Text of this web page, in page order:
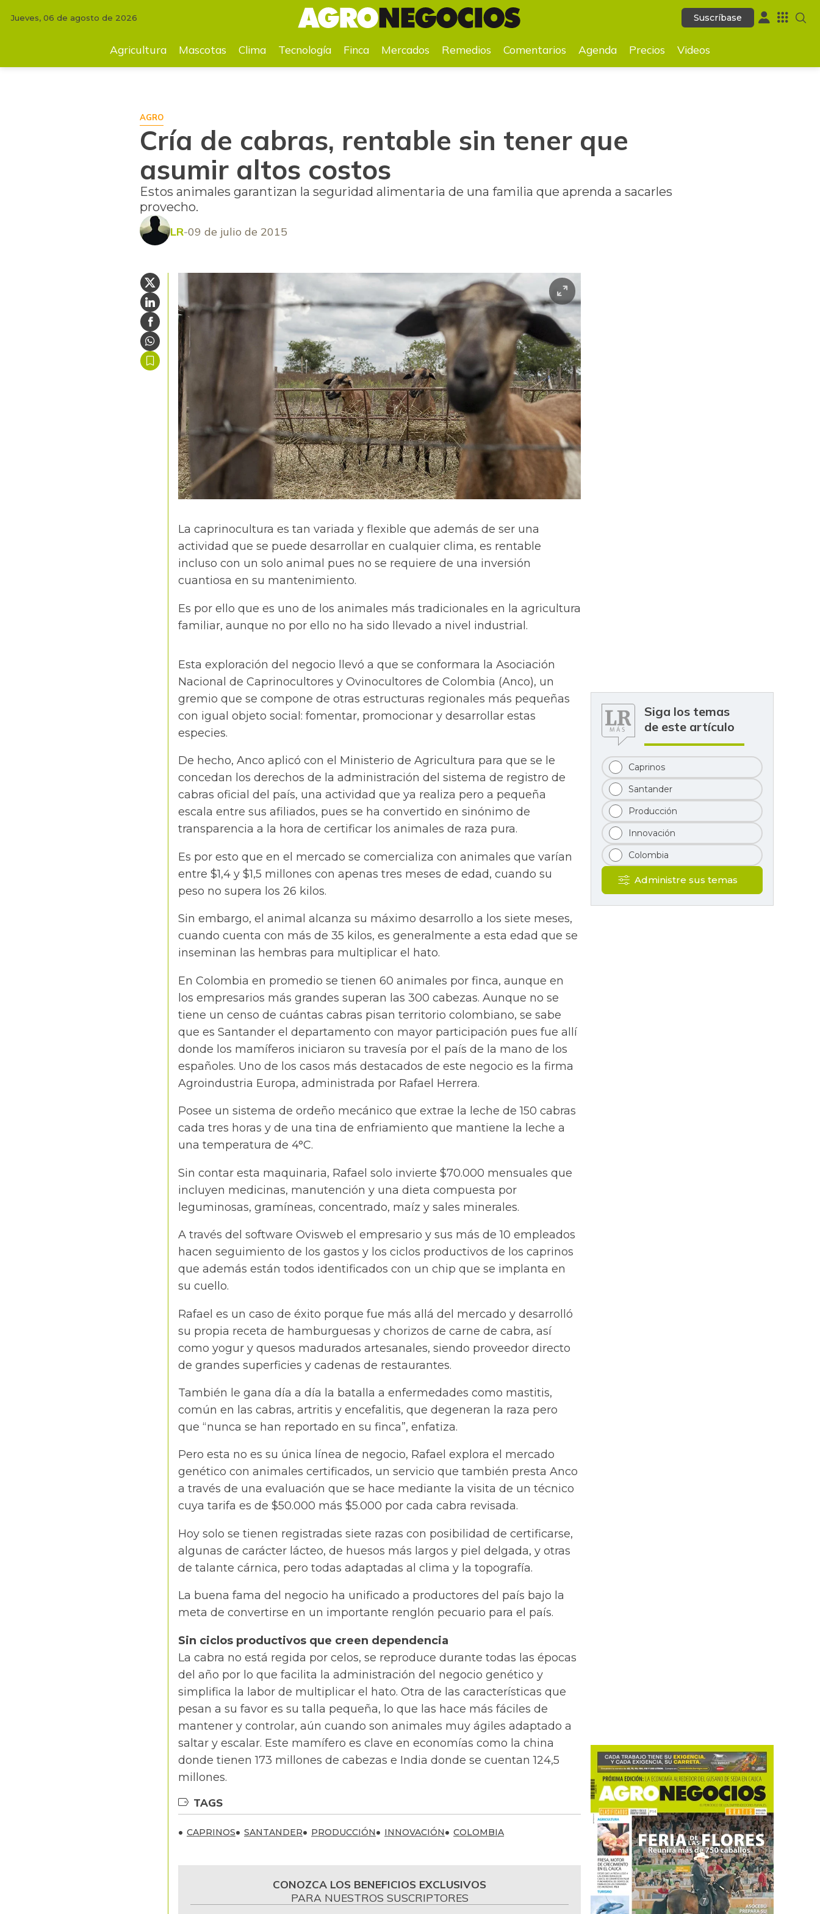
Suscríbase
Cría de cabras, rentable sin tener que asumir altos costos
Jueves, 06 de agosto de 2026 Suscríbase
Agricultura Mascotas Clima Tecnología Finca Mercados Remedios Comentarios Agenda Precios Videos
AGRO
Cría de cabras, rentable sin tener que
asumir altos costos
Estos animales garantizan la seguridad alimentaria de una familia que aprenda a sacarles
provecho.
LR 09 de julio de 2015
La caprinocultura es tan variada y flexible que además de ser una
actividad que se puede desarrollar en cualquier clima, es rentable
incluso con un solo animal pues no se requiere de una inversión
cuantiosa en su mantenimiento.
Es por ello que es uno de los animales más tradicionales en la agricultura
familiar, aunque no por ello no ha sido llevado a nivel industrial.
Esta exploración del negocio llevó a que se conformara la Asociación
Nacional de Caprinocultores y Ovinocultores de Colombia (Anco), un
gremio que se compone de otras estructuras regionales más pequeñas
con igual objeto social: fomentar, promocionar y desarrollar estas
especies.
De hecho, Anco aplicó con el Ministerio de Agricultura para que se le
concedan los derechos de la administración del sistema de registro de
cabras oficial del país, una actividad que ya realiza pero a pequeña
escala entre sus afiliados, pues se ha convertido en sinónimo de
transparencia a la hora de certificar los animales de raza pura.
Es por esto que en el mercado se comercializa con animales que varían
entre $1,4 y $1,5 millones con apenas tres meses de edad, cuando su
peso no supera los 26 kilos.
Sin embargo, el animal alcanza su máximo desarrollo a los siete meses,
cuando cuenta con más de 35 kilos, es generalmente a esta edad que se
inseminan las hembras para multiplicar el hato.
En Colombia en promedio se tienen 60 animales por finca, aunque en
los empresarios más grandes superan las 300 cabezas. Aunque no se
tiene un censo de cuántas cabras pisan territorio colombiano, se sabe
que es Santander el departamento con mayor participación pues fue allí
donde los mamíferos iniciaron su travesía por el país de la mano de los
españoles. Uno de los casos más destacados de este negocio es la firma
Agroindustria Europa, administrada por Rafael Herrera.
Posee un sistema de ordeño mecánico que extrae la leche de 150 cabras
cada tres horas y de una tina de enfriamiento que mantiene la leche a
una temperatura de 4°C.
Sin contar esta maquinaria, Rafael solo invierte $70.000 mensuales que
incluyen medicinas, manutención y una dieta compuesta por
leguminosas, gramíneas, concentrado, maíz y sales minerales.
A través del software Ovisweb el empresario y sus más de 10 empleados
hacen seguimiento de los gastos y los ciclos productivos de los caprinos
que además están todos identificados con un chip que se implanta en
su cuello.
Rafael es un caso de éxito porque fue más allá del mercado y desarrolló
su propia receta de hamburguesas y chorizos de carne de cabra, así
como yogur y quesos madurados artesanales, siendo proveedor directo
de grandes superficies y cadenas de restaurantes.
También le gana día a día la batalla a enfermedades como mastitis,
común en las cabras, artritis y encefalitis, que degeneran la raza pero
que “nunca se han reportado en su finca”, enfatiza.
Pero esta no es su única línea de negocio, Rafael explora el mercado
genético con animales certificados, un servicio que también presta Anco
a través de una evaluación que se hace mediante la visita de un técnico
cuya tarifa es de $50.000 más $5.000 por cada cabra revisada.
Hoy solo se tienen registradas siete razas con posibilidad de certificarse,
algunas de carácter lácteo, de huesos más largos y piel delgada, y otras
de talante cárnica, pero todas adaptadas al clima y la topografía.
La buena fama del negocio ha unificado a productores del país bajo la
meta de convertirse en un importante renglón pecuario para el país.
Sin ciclos productivos que creen dependencia
La cabra no está regida por celos, se reproduce durante todas las épocas
del año por lo que facilita la administración del negocio genético y
simplifica la labor de multiplicar el hato. Otra de las características que
pesan a su favor es su talla pequeña, lo que las hace más fáciles de
mantener y controlar, aún cuando son animales muy ágiles adaptado a
saltar y escalar. Este mamífero es clave en economías como la china
donde tienen 173 millones de cabezas e India donde se cuentan 124,5
millones.
TAGS
CAPRINOS SANTANDER PRODUCCIÓN INNOVACIÓN COLOMBIA
CONOZCA LOS BENEFICIOS EXCLUSIVOS
PARA NUESTROS SUSCRIPTORES
Siga los temas
de este artículo
Caprinos
Santander
Producción
Innovación
Colombia
Administre sus temas